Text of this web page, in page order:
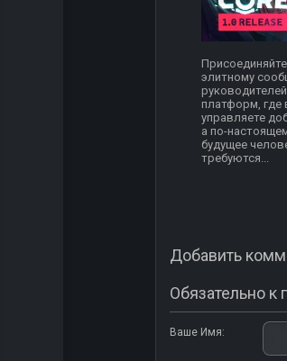
элитному
платформ, где
управляете
а по-
будущее
требуются...
Добавить
Обязательно к
Ваше Имя: